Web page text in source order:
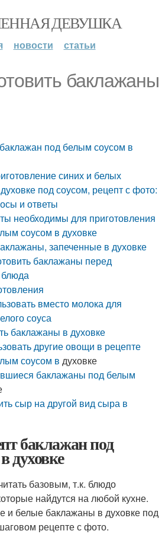
ДЕВУШКА
новости статьи
баклажаны
под белым соусом в
синих и белых
под соусом, рецепт с фото:
и ответы
необходимы для приготовления
соусом в духовке
запеченные в духовке
баклажаны перед
вместо молока для
соуса
баклажаны в духовке
другие овощи в рецепте
соусом в духовке
баклажаны под белым
сыр на другой вид сыра в
баклажан под
духовке
базовым, т.к. блюдо
найдутся на любой кухне.
и белые баклажаны в духовке под
рецепте с фото.